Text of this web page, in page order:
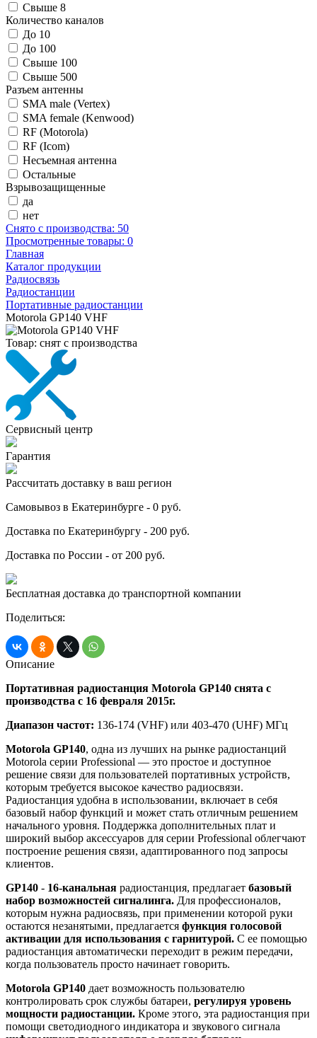
Свыше 8
Количество каналов
До 10
До 100
Свыше 100
Свыше 500
Разъем антенны
SMA male (Vertex)
SMA female (Kenwood)
RF (Motorola)
RF (Icom)
Несъемная антенна
Остальные
Взрывозащищенные
да
нет
Снято с производства: 50
Просмотренные товары: 0
Главная
Каталог продукции
Радиосвязь
Радиостанции
Портативные радиостанции
Motorola GP140 VHF
Товар: снят с производства
Сервисный центр
Гарантия
Рассчитать доставку в ваш регион
Самовывоз в Екатеринбурге - 0 руб.
Доставка по Екатеринбургу - 200 руб.
Доставка по России - от 200 руб.
Бесплатная доставка до транспортной компании
Поделиться:
Описание
Портативная радиостанция Motorola GP140 снята с
производства с 16 февраля 2015г.
Диапазон частот: 136-174 (VHF) или 403-470 (UHF) МГц
Motorola GP140, одна из лучших на рынке радиостанций
Motorola серии Professional — это простое и доступное
решение связи для пользователей портативных устройств,
которым требуется высокое качество радиосвязи.
Радиостанция удобна в использовании, включает в себя
базовый набор функций и может стать отличным решением
начального уровня. Поддержка дополнительных плат и
широкий выбор аксессуаров для серии Professional облегчают
построение решения связи, адаптированного под запросы
клиентов.
GP140 - 16-канальная радиостанция, предлагает базовый
набор возможностей сигналинга. Для профессионалов,
которым нужна радиосвязь, при применении которой руки
остаются незанятыми, предлагается функция голосовой
активации для использования с гарнитурой. С ее помощью
радиостанция автоматически переходит в режим передачи,
когда пользователь просто начинает говорить.
Motorola GP140 дает возможность пользователю
контролировать срок службы батареи, регулируя уровень
мощности радиостанции. Кроме этого, эта радиостанция при
помощи светодиодного индикатора и звукового сигнала